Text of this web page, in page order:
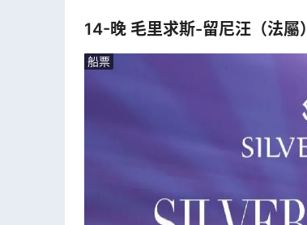
14-晚 毛里求斯-留尼汪（法屬
船票